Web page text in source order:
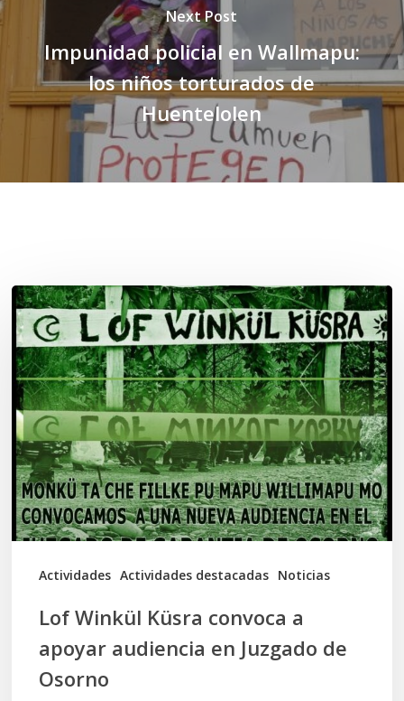
Next Post
Impunidad policial en Wallmapu:
los niños torturados de
Huentelolen
Actividades Actividades destacadas Noticias
Lof
Winkül
Küsra
convoca
a
apoyar
audiencia
en
Juzgado
Lof Winkül Küsra convoca a
apoyar audiencia en Juzgado de
Osorno